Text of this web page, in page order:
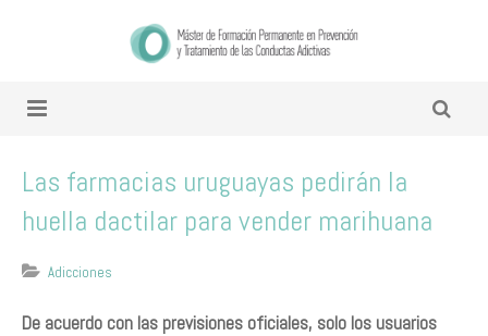
Las farmacias uruguayas pedirán la
huella dactilar para vender marihuana
Adicciones
De acuerdo con las previsiones oficiales, solo los usuarios